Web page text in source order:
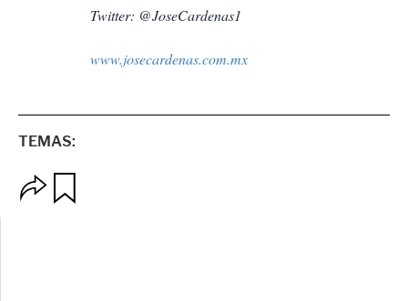
Twitter: @JoseCardenas1
www.josecardenas.com.mx
TEMAS:
p